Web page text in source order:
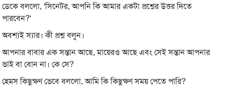
ডেকে বললো, 'সিনেটর, আপনি কি আমার একটা প্রশ্নের উত্তর দিতে
পারবেন?'
অবশ্যই স্যার। কী প্রশ্ন বলুন।
আপনার বাবার এক সন্তান আছে, মায়েরও আছে এবং সেই সন্তান আপনার
ভাই বা বোন না। কে সে?
হেমস কিছুক্ষণ ভেবে বললো, আমি কি কিছুক্ষণ সময় পেতে পারি?